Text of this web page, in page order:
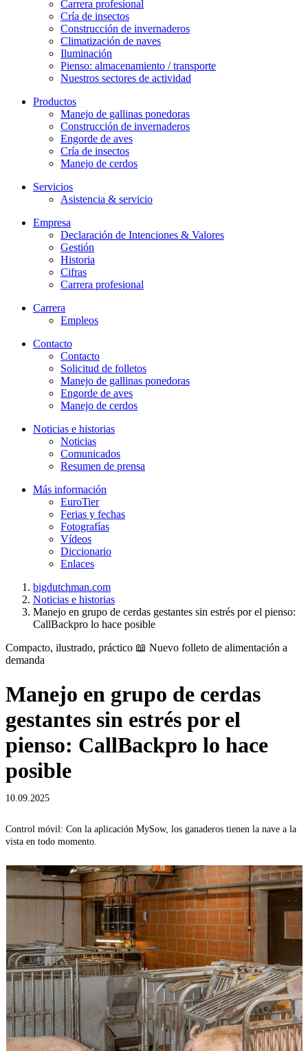
Carrera profesional
Cría de insectos
Construcción de invernaderos
Climatización de naves
Iluminación
Pienso: almacenamiento / transporte
Nuestros sectores de actividad
Productos
Manejo de gallinas ponedoras
Construcción de invernaderos
Engorde de aves
Cría de insectos
Manejo de cerdos
Servicios
Asistencia & servicio
Empresa
Declaración de Intenciones & Valores
Gestión
Historia
Cifras
Carrera profesional
Carrera
Empleos
Contacto
Contacto
Solicitud de folletos
Manejo de gallinas ponedoras
Engorde de aves
Manejo de cerdos
Noticias e historias
Noticias
Comunicados
Resumen de prensa
Más información
EuroTier
Ferias y fechas
Fotografías
Vídeos
Diccionario
Enlaces
bigdutchman.com
Noticias e historias
Manejo en grupo de cerdas gestantes sin estrés por el pienso:
CallBackpro lo hace posible
Compacto, ilustrado, práctico 📖 Nuevo folleto de alimentación a
demanda
Manejo en grupo de cerdas
gestantes sin estrés por el
pienso: CallBackpro lo hace
posible
10.09.2025
Control móvil: Con la aplicación MySow, los ganaderos tienen la nave a la
vista en todo momento.